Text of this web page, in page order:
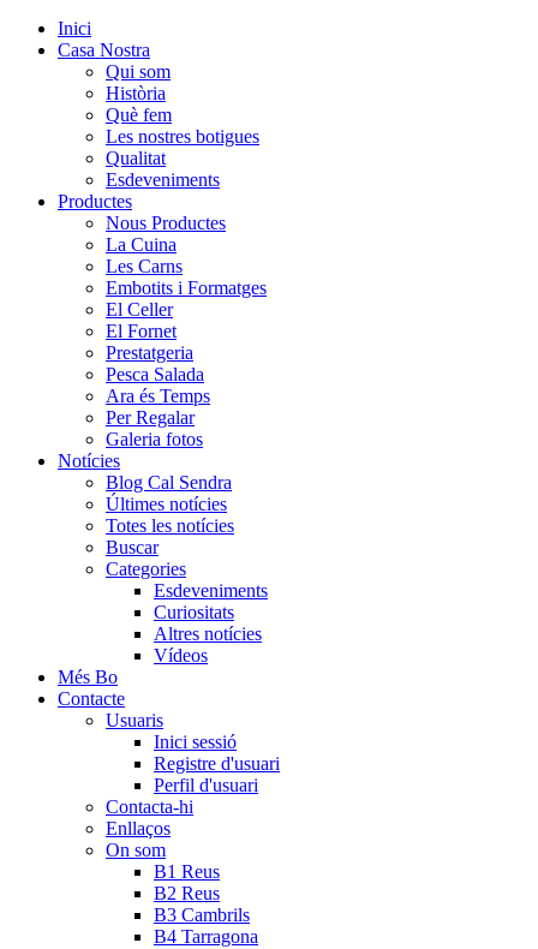
Inici
Casa Nostra
Qui som
Història
Què fem
Les nostres botigues
Qualitat
Esdeveniments
Productes
Nous Productes
La Cuina
Les Carns
Embotits i Formatges
El Celler
El Fornet
Prestatgeria
Pesca Salada
Ara és Temps
Per Regalar
Galeria fotos
Notícies
Blog Cal Sendra
Últimes notícies
Totes les notícies
Buscar
Categories
Esdeveniments
Curiositats
Altres notícies
Vídeos
Més Bo
Contacte
Usuaris
Inici sessió
Registre d'usuari
Perfil d'usuari
Contacta-hi
Enllaços
On som
B1 Reus
B2 Reus
B3 Cambrils
B4 Tarragona